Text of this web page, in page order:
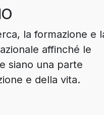
la formazione e
affinché le
siano una parte
e della vita.